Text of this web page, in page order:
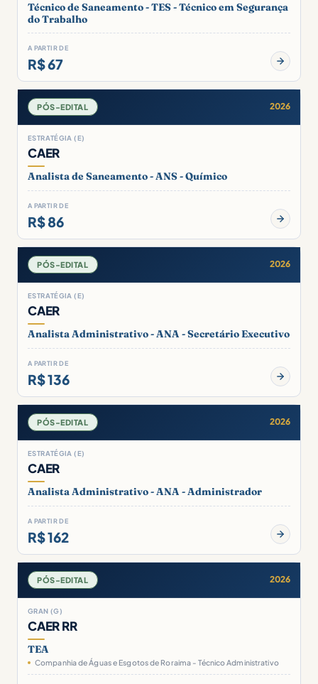
Técnico de Saneamento - TES - Técnico em Segurança
do Trabalho
A PARTIR DE
R$ 67
PÓS-EDITAL 2026
ESTRATÉGIA (E)
CAER
Analista de Saneamento - ANS - Químico
A PARTIR DE
R$ 86
PÓS-EDITAL 2026
ESTRATÉGIA (E)
CAER
Analista Administrativo - ANA - Secretário Executivo
A PARTIR DE
R$ 136
PÓS-EDITAL 2026
ESTRATÉGIA (E)
CAER
Analista Administrativo - ANA - Administrador
A PARTIR DE
R$ 162
PÓS-EDITAL 2026
GRAN (G)
CAER RR
TEA
Companhia de Águas e Esgotos de Roraima - Técnico Administrativo